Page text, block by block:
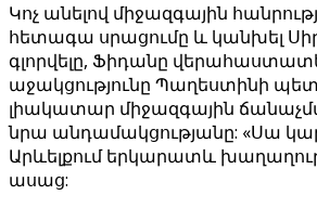
Կոչ անելով միջազգային
հետագա սրացումը և կանխել
գլորվելը, Ֆիդանը
աջակցությունը Պաղեստինի
լիակատար միջազգային
նրա անդամակցությանը: «Սա
Արևելքում երկարատև
ասաց: